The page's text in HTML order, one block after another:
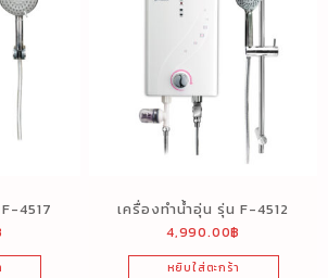
4517 เครื่องทำน้ำอุ่น รุ่น F-4512
4,990.00฿
หยิบใส่ตะกร้า